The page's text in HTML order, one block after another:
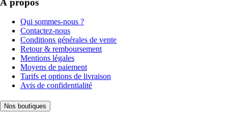
Qui sommes-nous ?
Contactez-nous
Conditions générales de vente
Retour & remboursement
Mentions légales
Moyens de paiement
Tarifs et options de livraison
Avis de confidentialité
Nos boutiques